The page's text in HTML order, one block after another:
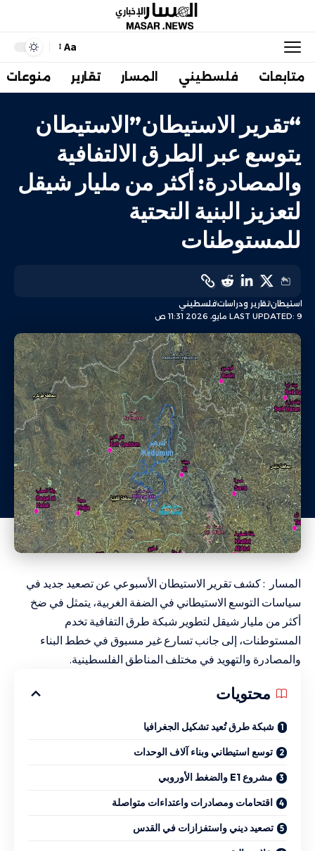
Aa
متابعات فلسطيني المسار تقارير منوعات
“تقرير الاستيطان”الاستيطان
يتوسع عبر الطرق الالتفافية
والمصادرة: أكثر من مليار شيقل
لتعزيز البنية التحتية
للمستوطنات
LAST UPDATED: 9 مايو، 2026 11:31 ص
استيطانتقارير ودراساتفلسطيني
المسار : كشف تقرير الاستيطان الأسبوعي عن تصعيد جديد في
سياسات التوسع الاستيطاني في الضفة الغربية، يتمثل في ضخ
أكثر من مليار شيقل لتطوير شبكة طرق التفافية تخدم
المستوطنات، إلى جانب تسارع غير مسبوق في خطط البناء
والمصادرة والتهويد في مختلف المناطق الفلسطينية.
محتويات
شبكة طرق تُعيد تشكيل الجغرافيا
توسع استيطاني وبناء آلاف الوحدات
مشروع E1 والضغط الأوروبي
اقتحامات ومصادرات واعتداءات متواصلة
تصعيد ديني واستفزازات في القدس